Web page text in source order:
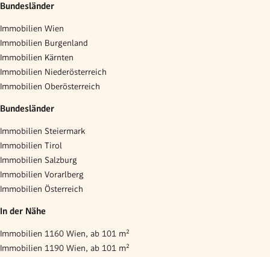
Bundesländer
Immobilien Wien
Immobilien Burgenland
Immobilien Kärnten
Immobilien Niederösterreich
Immobilien Oberösterreich
Bundesländer
Immobilien Steiermark
Immobilien Tirol
Immobilien Salzburg
Immobilien Vorarlberg
Immobilien Österreich
In der Nähe
Immobilien 1160 Wien, ab 101 m²
Immobilien 1190 Wien, ab 101 m²